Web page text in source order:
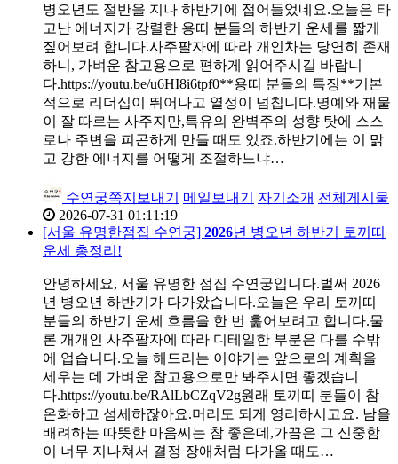
병오년도 절반을 지나 하반기에 접어들었네요.오늘은 타
고난 에너지가 강렬한 용띠 분들의 하반기 운세를 짧게
짚어보려 합니다.사주팔자에 따라 개인차는 당연히 존재
하니, 가벼운 참고용으로 편하게 읽어주시길 바랍니
다.https://youtu.be/u6HI8i6tpf0**용띠 분들의 특징**기본
적으로 리더십이 뛰어나고 열정이 넘칩니다.명예와 재물
이 잘 따르는 사주지만,특유의 완벽주의 성향 탓에 스스
로나 주변을 피곤하게 만들 때도 있죠.하반기에는 이 맑
고 강한 에너지를 어떻게 조절하느냐…
수연궁쪽지보내기 메일보내기 자기소개 전체게시물
2026-07-31 01:11:19
[서울 유명한점집 수연궁] 2026년 병오년 하반기 토끼띠
운세 총정리!
안녕하세요, 서울 유명한 점집 수연궁입니다.벌써 2026
년 병오년 하반기가 다가왔습니다.오늘은 우리 토끼띠
분들의 하반기 운세 흐름을 한 번 훑어보려고 합니다.물
론 개개인 사주팔자에 따라 디테일한 부분은 다를 수밖
에 업습니다.오늘 해드리는 이야기는 앞으로의 계획을
세우는 데 가벼운 참고용으로만 봐주시면 좋겠습니
다.https://youtu.be/RAlLbCZqV2g원래 토끼띠 분들이 참
온화하고 섬세하잖아요.머리도 되게 영리하시고요. 남을
배려하는 따뜻한 마음씨는 참 좋은데,가끔은 그 신중함
이 너무 지나쳐서 결정 장애처럼 다가올 때도…